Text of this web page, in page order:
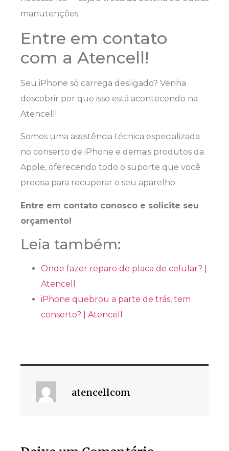
manutenções.
Entre em contato
com a Atencell!
Seu iPhone só carrega desligado? Venha
descobrir por que isso está acontecendo na
Atencell!
Somos uma assistência técnica especializada
no conserto de iPhone e demais produtos da
Apple, oferecendo todo o suporte que você
precisa para recuperar o seu aparelho.
Entre em contato conosco e solicite seu
orçamento!
Leia também:
Onde fazer reparo de placa de celular? |
Atencell
iPhone quebrou a parte de trás, tem
conserto? | Atencell
atencellcom